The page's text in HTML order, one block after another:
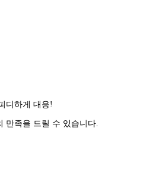
디하게 대응!
만족을 드릴 수 있습니다.